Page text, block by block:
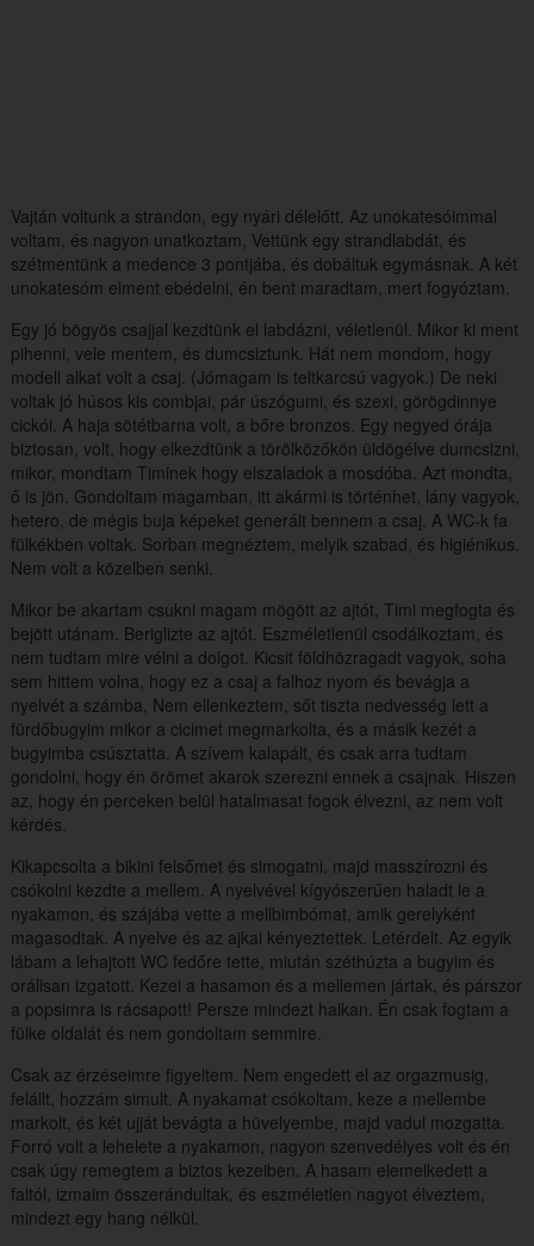
Vajtán voltunk a strandon, egy nyári délelőtt. Az unokatesóimmal
voltam, és nagyon unatkoztam, Vettünk egy strandlabdát, és
szétmentünk a medence 3 pontjába, és dobáltuk egymásnak. A két
unokatesóm elment ebédelni, én bent maradtam, mert fogyóztam.
Egy jó bögyös csajjal kezdtünk el labdázni, véletlenül. Mikor ki ment
pihenni, vele mentem, és dumcsiztunk. Hát nem mondom, hogy
modell alkat volt a csaj. (Jómagam is teltkarcsú vagyok.) De neki
voltak jó húsos kis combjai, pár úszógumi, és szexi, görögdinnye
cickói. A haja sötétbarna volt, a bőre bronzos. Egy negyed órája
biztosan, volt, hogy elkezdtünk a törölközőkön üldögélve dumcsizni,
mikor, mondtam Timinek hogy elszaladok a mosdóba. Azt mondta,
ő is jön. Gondoltam magamban, itt akármi is történhet, lány vagyok,
hetero, de mégis buja képeket generált bennem a csaj. A WC-k fa
fülkékben voltak. Sorban megnéztem, melyik szabad, és higiénikus.
Nem volt a közelben senki.
Mikor be akartam csukni magam mögött az ajtót, Timi megfogta és
bejött utánam. Beriglizte az ajtót. Eszméletlenül csodálkoztam, és
nem tudtam mire vélni a dolgot. Kicsit földhözragadt vagyok, soha
sem hittem volna, hogy ez a csaj a falhoz nyom és bevágja a
nyelvét a számba, Nem ellenkeztem, sőt tiszta nedvesség lett a
fürdőbugyim mikor a cicimet megmarkolta, és a másik kezét a
bugyimba csúsztatta. A szívem kalapált, és csak arra tudtam
gondolni, hogy én örömet akarok szerezni ennek a csajnak. Hiszen
az, hogy én perceken belül hatalmasat fogok élvezni, az nem volt
kérdés.
Kikapcsolta a bikini felsőmet és simogatni, majd masszírozni és
csókolni kezdte a mellem. A nyelvével kígyószerűen haladt le a
nyakamon, és szájába vette a mellbimbómat, amik gerelyként
magasodtak. A nyelve és az ajkai kényeztettek. Letérdelt. Az egyik
lábam a lehajtott WC fedőre tette, miután széthúzta a bugyim és
orálisan izgatott. Kezei a hasamon és a mellemen jártak, és párszor
a popsimra is rácsapott! Persze mindezt halkan. Én csak fogtam a
fülke oldalát és nem gondoltam semmire.
Csak az érzéseimre figyeltem. Nem engedett el az orgazmusig,
felállt, hozzám simult. A nyakamat csókoltam, keze a mellembe
markolt, és két ujját bevágta a hüvelyembe, majd vadul mozgatta.
Forró volt a lehelete a nyakamon, nagyon szenvedélyes volt és én
csak úgy remegtem a biztos kezeiben. A hasam elemelkedett a
faltól, izmaim összerándultak, és eszméletlen nagyot élveztem,
mindezt egy hang nélkül.